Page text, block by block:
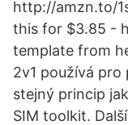
http://amzn.to/
this for $3.85 -
template from
2v1 používá pro
stejný princip
SIM toolkit.